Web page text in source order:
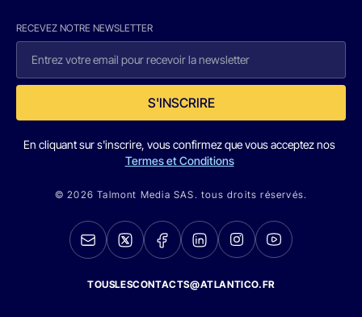
RECEVEZ NOTRE NEWSLETTER
S'INSCRIRE
En cliquant sur s'inscrire, vous confirmez que vous acceptez nos
Termes et Conditions
© 2026 Talmont Media SAS. tous droits réservés.
TOUSLESCONTACTS@ATLANTICO.FR